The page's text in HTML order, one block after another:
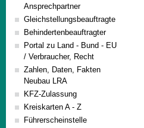
Ansprechpartner
Gleichstellungsbeauftragte
Behindertenbeauftragter
Portal zu Land - Bund - EU
/ Verbraucher, Recht
Zahlen, Daten, Fakten
Neubau LRA
KFZ-Zulassung
Kreiskarten A - Z
Führerscheinstelle